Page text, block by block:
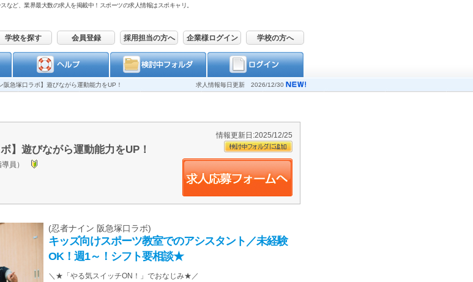
ど、業界最大数の求人を掲載中！スポーツの求人情報はスポキャリ。
学校を探す 会員登録 採用担当の方へ 企業様ログイン 学校の方へ
阪急塚口ラボ】遊びながら運動能力をUP！ 求人情報毎日更新 2026/12/30
】遊びながら運動能力をUP！
導員）
情報更新日:2025/12/25
(忍者ナイン 阪急塚口ラボ)
キッズ向けスポーツ教室でのアシスタント／未経験
OK！週1～！シフト要相談★
＼★「やる気スイッチON！」でおなじみ★／